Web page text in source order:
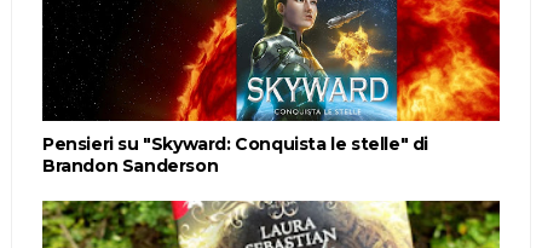
Pensieri su "Skyward: Conquista le stelle" di
Brandon Sanderson